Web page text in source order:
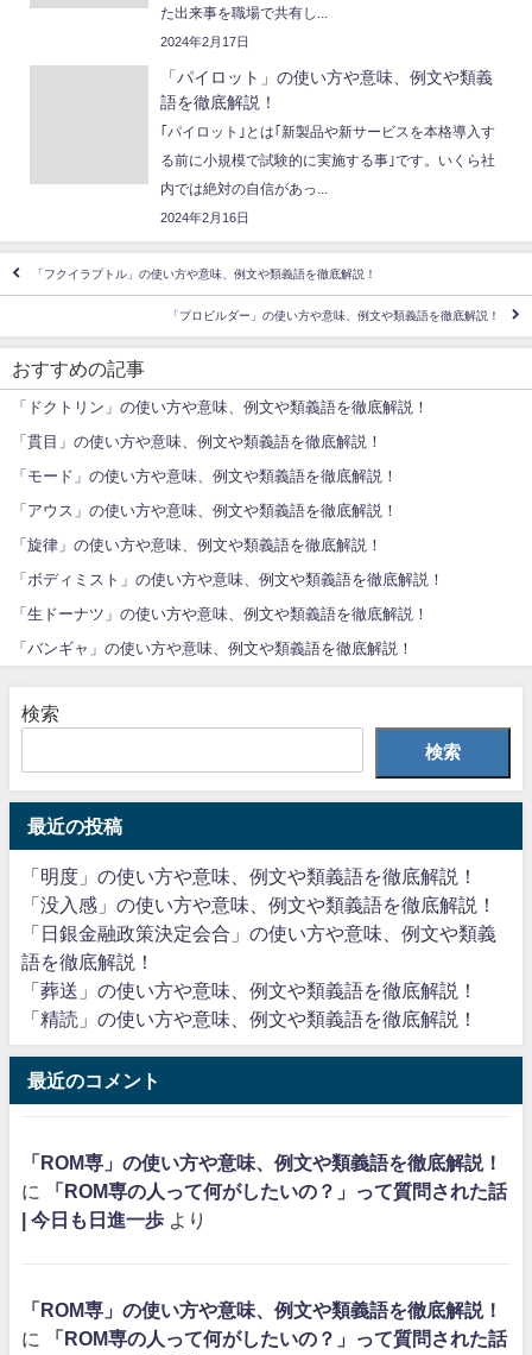
た出来事を職場で共有し...
2024年2月17日
「パイロット」の使い方や意味、例文や類義
語を徹底解説！
｢パイロット｣とは｢新製品や新サービスを本格導入す
る前に小規模で試験的に実施する事｣です。いくら社
内では絶対の自信があっ...
2024年2月16日
「フクイラプトル」の使い方や意味、例文や類義語を徹底解説！
「プロビルダー」の使い方や意味、例文や類義語を徹底解説！
おすすめの記事
「ドクトリン」の使い方や意味、例文や類義語を徹底解説！
「貫目」の使い方や意味、例文や類義語を徹底解説！
「モード」の使い方や意味、例文や類義語を徹底解説！
「アウス」の使い方や意味、例文や類義語を徹底解説！
「旋律」の使い方や意味、例文や類義語を徹底解説！
「ボディミスト」の使い方や意味、例文や類義語を徹底解説！
「生ドーナツ」の使い方や意味、例文や類義語を徹底解説！
「バンギャ」の使い方や意味、例文や類義語を徹底解説！
検索
検索
最近の投稿
「明度」の使い方や意味、例文や類義語を徹底解説！
「没入感」の使い方や意味、例文や類義語を徹底解説！
「日銀金融政策決定会合」の使い方や意味、例文や類義
語を徹底解説！
「葬送」の使い方や意味、例文や類義語を徹底解説！
「精読」の使い方や意味、例文や類義語を徹底解説！
最近のコメント
「ROM専」の使い方や意味、例文や類義語を徹底解説！
に
「ROM専の人って何がしたいの？」って質問された話
| 今日も日進一歩 より
「ROM専」の使い方や意味、例文や類義語を徹底解説！
に
「ROM専の人って何がしたいの？」って質問された話